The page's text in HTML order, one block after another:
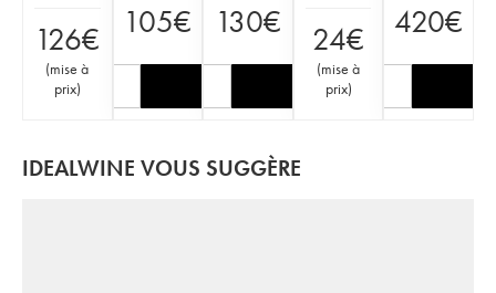
126€
(mise à
prix)
105€ 130€ 24€
(mise à
prix)
420€
IDEALWINE VOUS SUGGÈRE